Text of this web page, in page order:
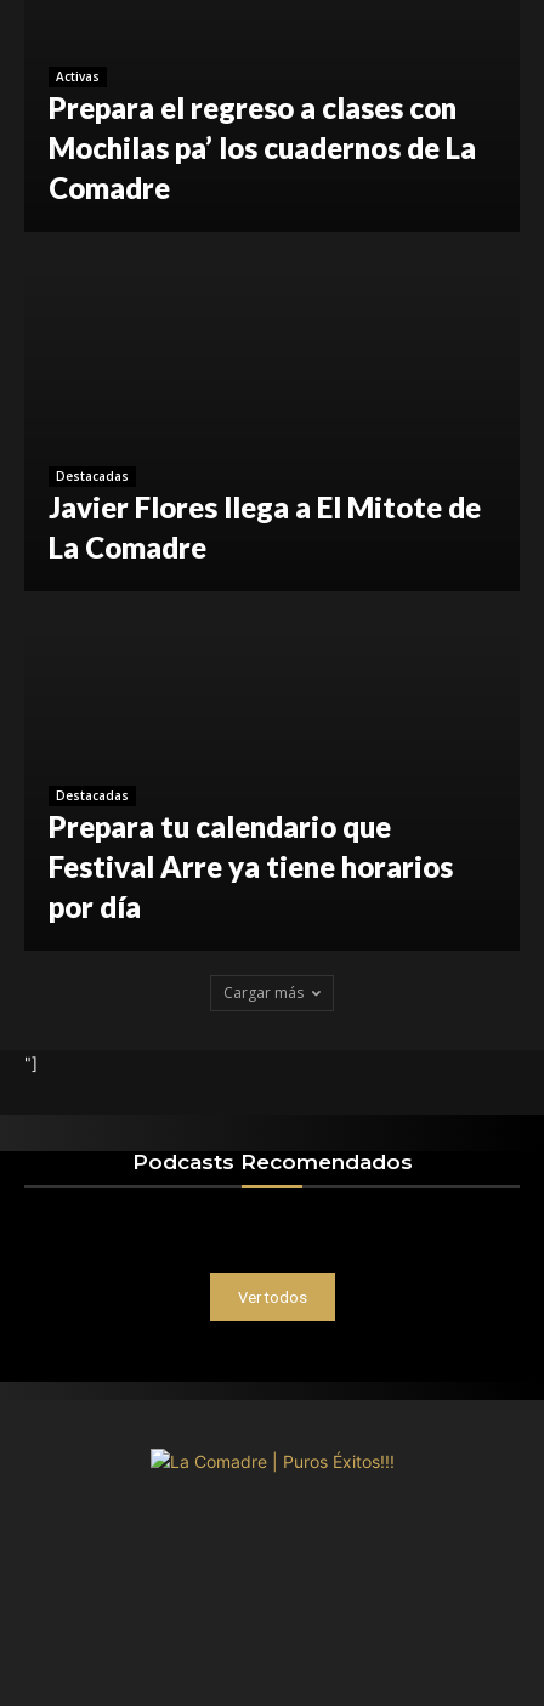
Activas
Prepara el regreso a clases con
Mochilas pa’ los cuadernos de La
Comadre
Destacadas
Javier Flores llega a El Mitote de
La Comadre
Destacadas
Prepara tu calendario que
Festival Arre ya tiene horarios
por día
Cargar más
"]
Podcasts Recomendados
Ver todos